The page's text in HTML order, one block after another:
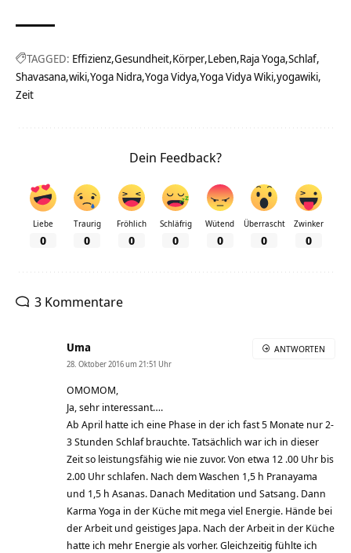
TAGGED: Effizienz Gesundheit Körper Leben Raja Yoga Schlaf
Shavasana wiki Yoga Nidra Yoga Vidya Yoga Vidya Wiki yogawiki
Zeit
Dein Feedback?
Liebe
0
Traurig
0
Fröhlich
0
Schläfrig
0
Wütend
0
Überrascht
0
Zwinker
0
3 Kommentare
Uma
28. Oktober 2016 um 21:51 Uhr
OMOMOM,
Ja, sehr interessant….
Ab April hatte ich eine Phase in der ich fast 5 Monate nur 2-
3 Stunden Schlaf brauchte. Tatsächlich war ich in dieser
Zeit so leistungsfähig wie nie zuvor. Von etwa 12 .00 Uhr bis
2.00 Uhr schlafen. Nach dem Waschen 1,5 h Pranayama
und 1,5 h Asanas. Danach Meditation und Satsang. Dann
Karma Yoga in der Küche mit mega viel Energie. Hände bei
der Arbeit und geistiges Japa. Nach der Arbeit in der Küche
hatte ich mehr Energie als vorher. Gleichzeitig fühlte ich
ANTWORTEN